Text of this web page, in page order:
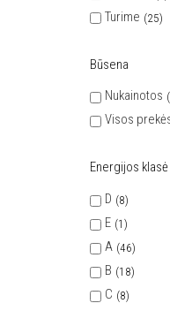
Turime 25
Būsena
Nukainotos
Visos
Energijos klasė
D
8
E 1
A 46
B 18
C 8